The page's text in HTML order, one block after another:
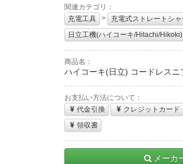
関連カテゴリ：
充電工具
>
充電式ストレートシ
日立工機(ハイコーキ/Hitachi/Hikoki)
商品名：
ハイコーキ(日立) コードレス
お支払い方法について：
代金引換
クレジットカード
領収書
メーカ